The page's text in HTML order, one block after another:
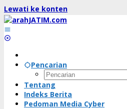
Lewati ke konten
Pencarian
Tentang
Indeks Berita
Pedoman Media Cyber